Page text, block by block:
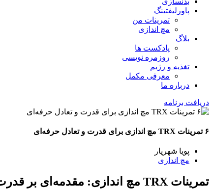
پاورلیفتینگ
تمرینات من
مچ اندازی
بلاگ
پادکست ها
روزمره نویسی
تغذیه و رژیم
معرفی مکمل
درباره ما
دریافت برنامه
۶ تمرینات TRX مچ اندازی برای قدرت و تعادل حرفه‌ای
پویا شهریار
مچ اندازی
تمرینات TRX مچ اندازی: مقدمه‌ای بر قدرت و تعادل